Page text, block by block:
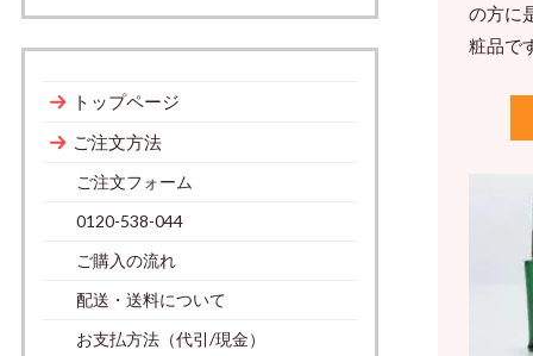
の方に
粧品で
トップページ
ご注文方法
ご注文フォーム
0120-538-044
ご購入の流れ
配送・送料について
お支払方法（代引/現金）